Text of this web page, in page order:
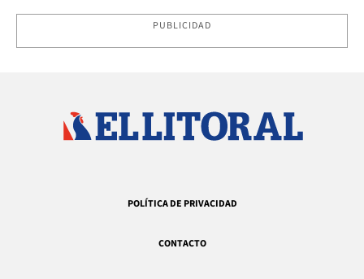
PUBLICIDAD
POLÍTICA DE PRIVACIDAD
CONTACTO